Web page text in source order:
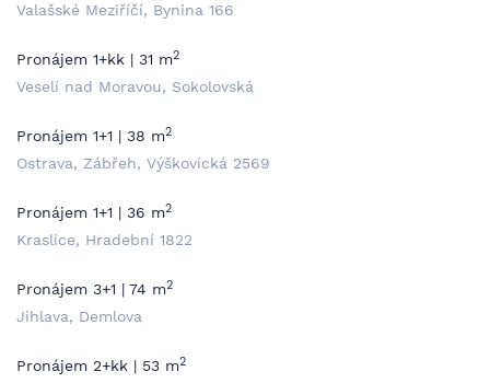
Valašské Meziříčí, Bynina 166
Pronájem 1+kk | 31 m2
Veselí nad Moravou, Sokolovská
Pronájem 1+1 | 38 m2
Ostrava, Zábřeh, Výškovická 2569
Pronájem 1+1 | 36 m2
Kraslice, Hradební 1822
Pronájem 3+1 | 74 m2
Jihlava, Demlova
Pronájem 2+kk | 53 m2